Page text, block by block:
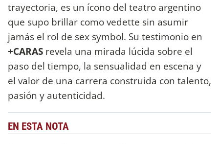
trayectoria, es un ícono del teatro argentino
que supo brillar como vedette sin asumir
jamás el rol de sex symbol. Su testimonio en
+CARAS revela una mirada lúcida sobre el
paso del tiempo, la sensualidad en escena y
el valor de una carrera construida con talento,
pasión y autenticidad.
EN ESTA NOTA